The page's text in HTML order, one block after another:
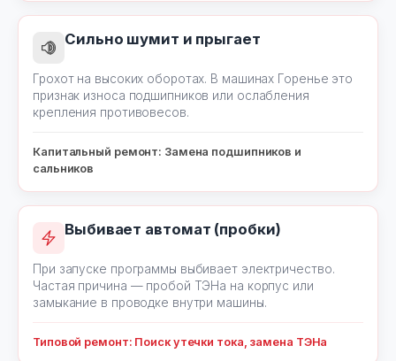
Сильно шумит и прыгает
Грохот на высоких оборотах. В машинах Горенье это
признак износа подшипников или ослабления
крепления противовесов.
Капитальный ремонт: Замена подшипников и
сальников
Выбивает автомат (пробки)
При запуске программы выбивает электричество.
Частая причина — пробой ТЭНа на корпус или
замыкание в проводке внутри машины.
Типовой ремонт: Поиск утечки тока, замена ТЭНа